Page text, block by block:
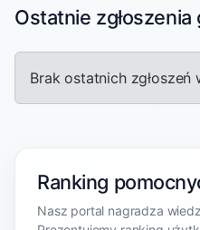
Ostatnie
Brak ostatnich zgłoszeń
Ranking
Nasz portal nagradza